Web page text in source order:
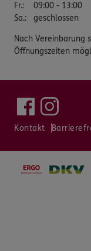
Fr.:
09:00 - 13:00
Sa.: geschlossen
Nach Vereinbarung
Öffnungszeiten
Kontakt